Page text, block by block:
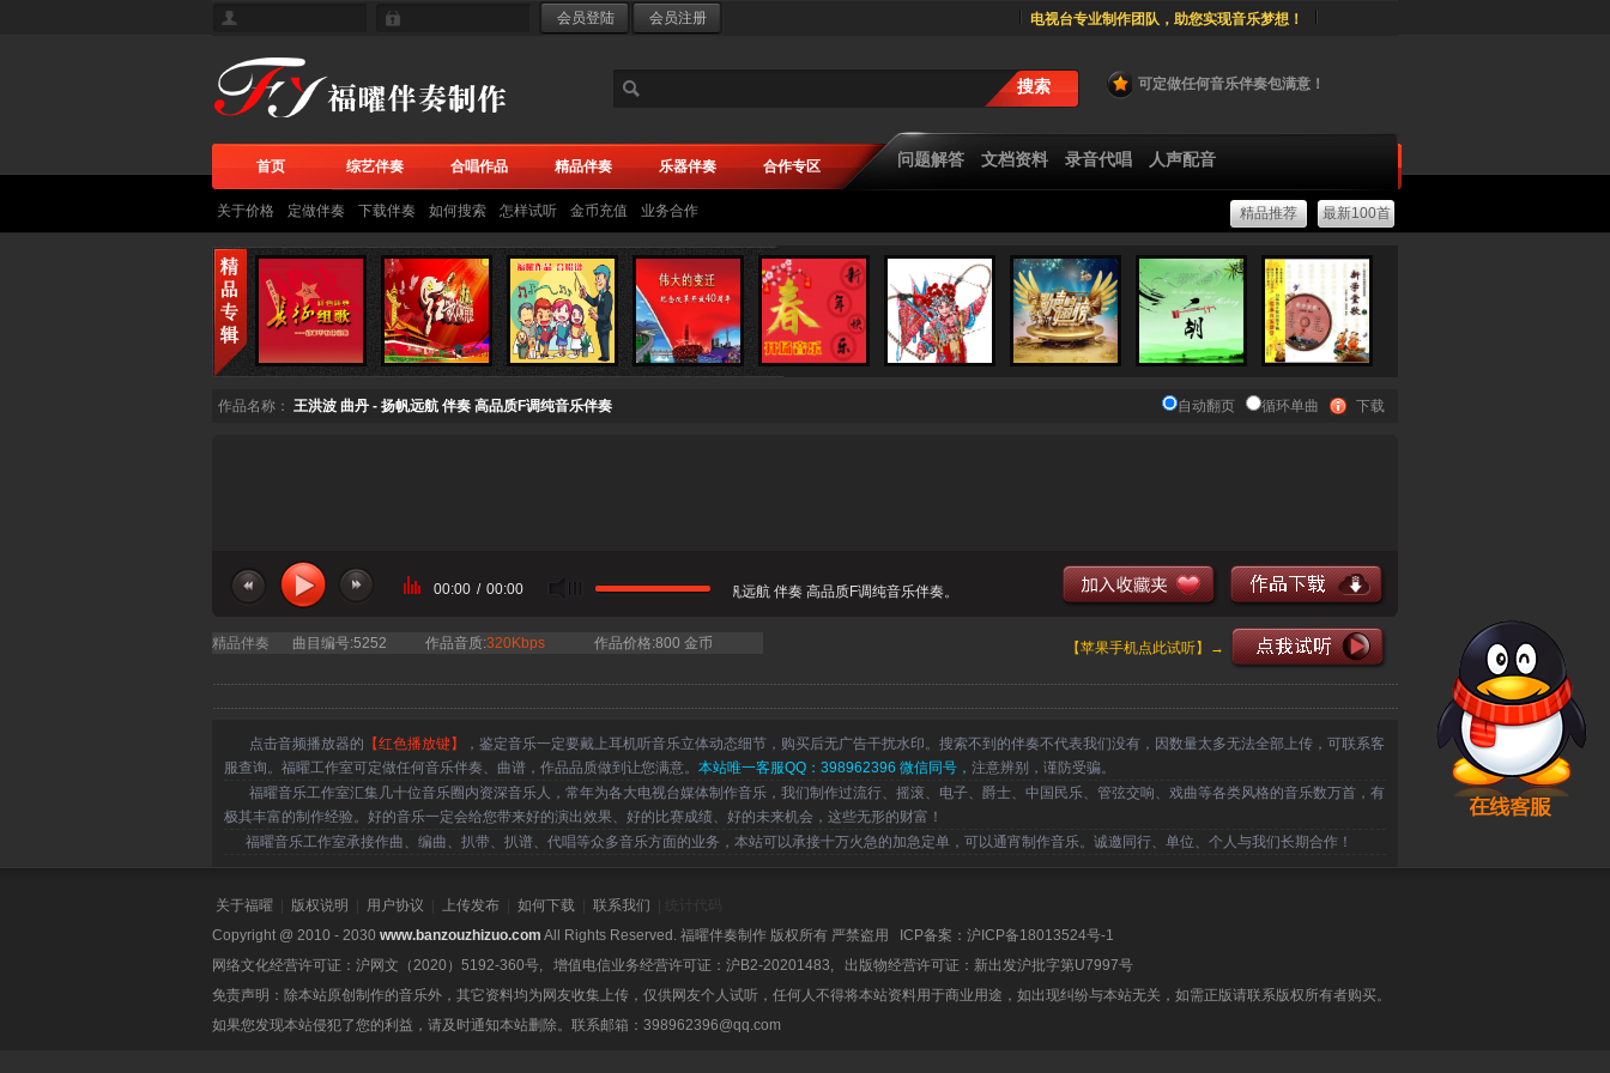
电视台专业制作团队，助您实现音乐梦想！
可定做任何音乐伴奏包满意！
首页 综艺伴奏 合唱作品 精品伴奏 乐器伴奏 合作专区 问题解答 文档资料 录音代唱 人声配音
精品推荐 最新100首
关于价格 定做伴奏 下载伴奏 如何搜索 怎样试听 金币充值 业务合作
自动翻页 循环单曲 下载
作品名称： 王洪波 曲丹 - 扬帆远航 伴奏 高品质F调纯音乐伴奏
当前曲目：王洪波 曲丹 - 扬帆远航 伴奏 高品质F调纯音乐伴奏。
00:00 / 00:00
精品伴奏 曲目编号:5252 作品音质:320Kbps 作品价格:800 金币 【苹果手机点此试听】→
点击音频播放器的 【红色播放键】
，鉴定音乐一定要戴上耳机听音乐立体动态细节，购买后无广告干扰水印。搜索不到的伴奏不代表我们没有，因数量太多无法全部上传，可联系客
服查询。福曜工作室可定做任何音乐伴奏、曲谱，作品品质做到让您满意。 本站唯一客服QQ：398962396 微信同号， 注意辨别，谨防受骗。
福曜音乐工作室汇集几十位音乐圈内资深音乐人，常年为各大电视台媒体制作音乐，我们制作过流行、摇滚、电子、爵士、中国民乐、管弦交响、戏曲等各类风格的音乐数万首，有
极其丰富的制作经验。好的音乐一定会给您带来好的演出效果、好的比赛成绩、好的未来机会，这些无形的财富！
福曜音乐工作室承接作曲、编曲、扒带、扒谱、代唱等众多音乐方面的业务，本站可以承接十万火急的加急定单，可以通宵制作音乐。诚邀同行、单位、个人与我们长期合作！
关于福曜 版权说明 用户协议 上传发布 如何下载 联系我们
Copyright @ 2010 - 2030 www.banzouzhizuo.com All Rights Reserved. 福曜伴奏制作 版权所有 严禁盗用 ICP备案： 沪ICP备18013524号-1
网络文化经营许可证：沪网文（2020）5192-360号, 增值电信业务经营许可证：沪B2-20201483, 出版物经营许可证：新出发沪批字第U7997号
免责声明：除本站原创制作的音乐外，其它资料均为网友收集上传，仅供网友个人试听，任何人不得将本站资料用于商业用途，如出现纠纷与本站无关，如需正版请联系版权所有者购买。
如果您发现本站侵犯了您的利益，请及时通知本站删除。联系邮箱：398962396@qq.com